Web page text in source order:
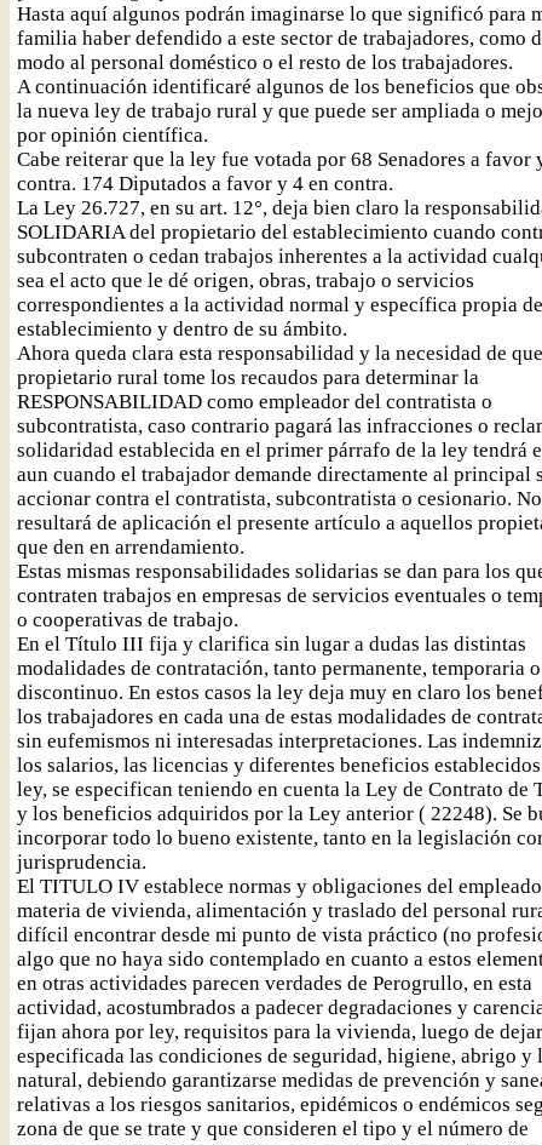
Hasta aquí algunos podrán imaginarse lo que significó para
familia haber defendido a este sector de trabajadores, como
modo al personal doméstico o el resto de los trabajadores.
A continuación identificaré algunos de los beneficios que
la nueva ley de trabajo rural y que puede ser ampliada o
por opinión científica.
Cabe reiterar que la ley fue votada por 68 Senadores a favor
contra. 174 Diputados a favor y 4 en contra.
La Ley 26.727, en su art. 12°, deja bien claro la
SOLIDARIA del propietario del establecimiento cuando
subcontraten o cedan trabajos inherentes a la actividad
sea el acto que le dé origen, obras, trabajo o servicios
correspondientes a la actividad normal y específica propia
establecimiento y dentro de su ámbito.
Ahora queda clara esta responsabilidad y la necesidad de
propietario rural tome los recaudos para determinar la
RESPONSABILIDAD como empleador del contratista o
subcontratista, caso contrario pagará las infracciones o
solidaridad establecida en el primer párrafo de la ley tendrá
aun cuando el trabajador demande directamente al principal
accionar contra el contratista, subcontratista o cesionario. No
resultará de aplicación el presente artículo a aquellos
que den en arrendamiento.
Estas mismas responsabilidades solidarias se dan para los
contraten trabajos en empresas de servicios eventuales o
o cooperativas de trabajo.
En el Título III fija y clarifica sin lugar a dudas las distintas
modalidades de contratación, tanto permanente, temporaria o
discontinuo. En estos casos la ley deja muy en claro los
los trabajadores en cada una de estas modalidades de
sin eufemismos ni interesadas interpretaciones. Las
los salarios, las licencias y diferentes beneficios
ley, se especifican teniendo en cuenta la Ley de Contrato de
y los beneficios adquiridos por la Ley anterior ( 22248). Se
incorporar todo lo bueno existente, tanto en la legislación
jurisprudencia.
El TITULO IV establece normas y obligaciones del
materia de vivienda, alimentación y traslado del personal
difícil encontrar desde mi punto de vista práctico (no
algo que no haya sido contemplado en cuanto a estos
en otras actividades parecen verdades de Perogrullo, en esta
actividad, acostumbrados a padecer degradaciones y
fijan ahora por ley, requisitos para la vivienda, luego de dejar
especificada las condiciones de seguridad, higiene, abrigo y
natural, debiendo garantizarse medidas de prevención y
relativas a los riesgos sanitarios, epidémicos o endémicos
zona de que se trate y que consideren el tipo y el número de